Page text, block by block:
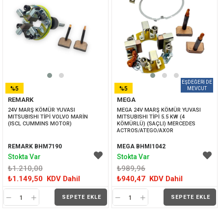
REMARK
24V MARŞ KÖMÜR YUVASI
MITSUBISHI TİPİ VOLVO MARİN
(ISCL CUMMINS MOTOR)
REMARK BHM7190
₺1.210,00
₺1.149,50 KDV Dahil
SEPETE EKLE
%5
İNDIRIM
Stokta Var
MEGA
MEGA 24V MARŞ KÖMÜR YUVASI
MITSUBISHI TİPİ 5.5 KW (4
KÖMÜRLÜ) (SAÇLI) MERCEDES
ACTROS/ATEGO/AXOR
MEGA BHMI1042
₺989,96
₺940,47 KDV Dahil
SEPETE EKLE
%5
İNDIRIM
Stokta Var